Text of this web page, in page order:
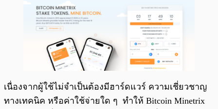
เนื่องจากผู้ใช้ไม่จำเป็นต้องมีฮาร์ดแวร์ ความเชี่ยวชาญ
ทางเทคนิค หรือค่าใช้จ่ายใด ๆ ทำให้ Bitcoin Minetrix